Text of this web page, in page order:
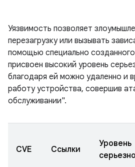
Уязвимость позволяет
перезагрузку или вызывать
помощью специально
присвоен высокий уровень
благодаря ей можно удаленно и
работу устройства, совершив
обслуживании".
CVE Ссылки
Уровень